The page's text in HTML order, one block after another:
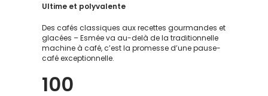
Ultime et polyvalente
Des cafés classiques aux recettes gourmandes et
glacées – Esmée va au-delà de la traditionnelle
machine à café, c’est la promesse d’une pause-
café exceptionnelle.
100